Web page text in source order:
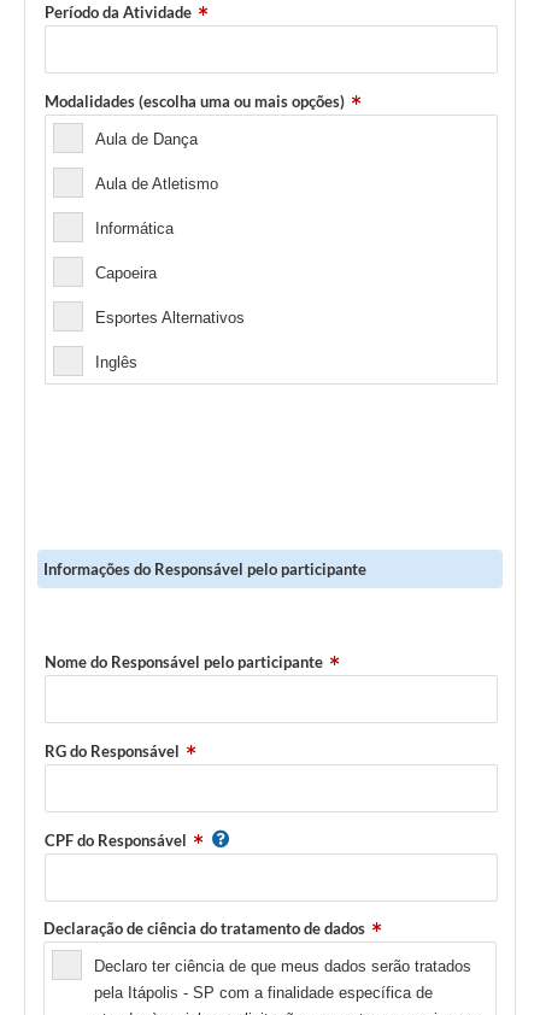
Período da Atividade
Modalidades (escolha uma ou mais opções)
Aula de Dança
Aula de Atletismo
Informática
Capoeira
Esportes Alternativos
Inglês
Informações do Responsável pelo participante
Nome do Responsável pelo participante
RG do Responsável
CPF do Responsável
Declaração de ciência do tratamento de dados
Declaro ter ciência de que meus dados serão tratados
pela Itápolis - SP com a finalidade específica de